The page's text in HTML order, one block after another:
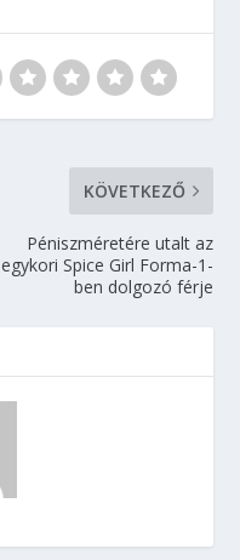
KÖVETKEZŐ
Péniszméretére utalt az
egykori Spice Girl Forma-1-
ben dolgozó férje